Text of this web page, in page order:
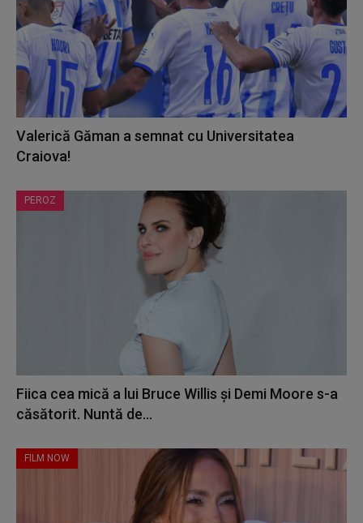
Valerică Găman a semnat cu Universitatea
Craiova!
PEROZ
Fiica cea mică a lui Bruce Willis și Demi Moore s-a
căsătorit. Nuntă de...
FILM NOW